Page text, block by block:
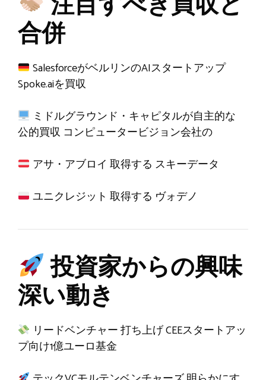
合併
SalesforceがベルリンのAIスタートアップ
Spoke.aiを買収
ミドルグラウンド・キャピタルが自主的な
公的買収 コンピュータービジョン会社の
アサ・アブロイ 取得する スキーデータ
ユニクレジット 取得する ヴォデノ
投資家からの興味
深い動き
リードベンチャー打ち上げCEEスタートアッ
プ向け1億ユーロ基金